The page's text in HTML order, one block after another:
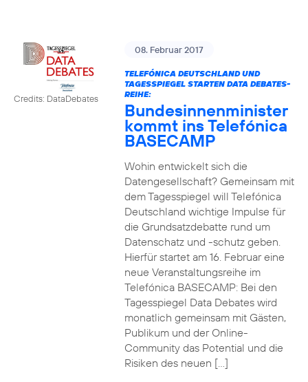
Credits: DataDebates
08. Februar 2017
TELEFÓNICA DEUTSCHLAND UND
TAGESSPIEGEL STARTEN DATA DEBATES-
REIHE:
Bundesinnenminister
kommt ins Telefónica
BASECAMP
Wohin entwickelt sich die
Datengesellschaft? Gemeinsam mit
dem Tagesspiegel will Telefónica
Deutschland wichtige Impulse für
die Grundsatzdebatte rund um
Datenschatz und -schutz geben.
Hierfür startet am 16. Februar eine
neue Veranstaltungsreihe im
Telefónica BASECAMP: Bei den
Tagesspiegel Data Debates wird
monatlich gemeinsam mit Gästen,
Publikum und der Online-
Community das Potential und die
Risiken des neuen […]